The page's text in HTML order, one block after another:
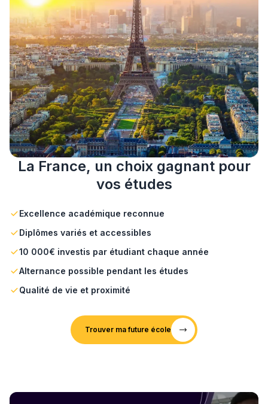
La France, un choix gagnant pour
vos études
Excellence académique reconnue
Diplômes variés et accessibles
10 000€ investis par étudiant chaque année
Alternance possible pendant les études
Qualité de vie et proximité
Trouver ma future école